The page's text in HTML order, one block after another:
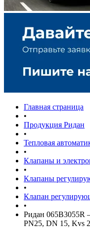
Главная страница
•
Продукция Ридан
•
Тепловая
•
Клапаны и
•
Клапаны
•
Клапан
•
Ридан
PN25, DN 15, Kvs